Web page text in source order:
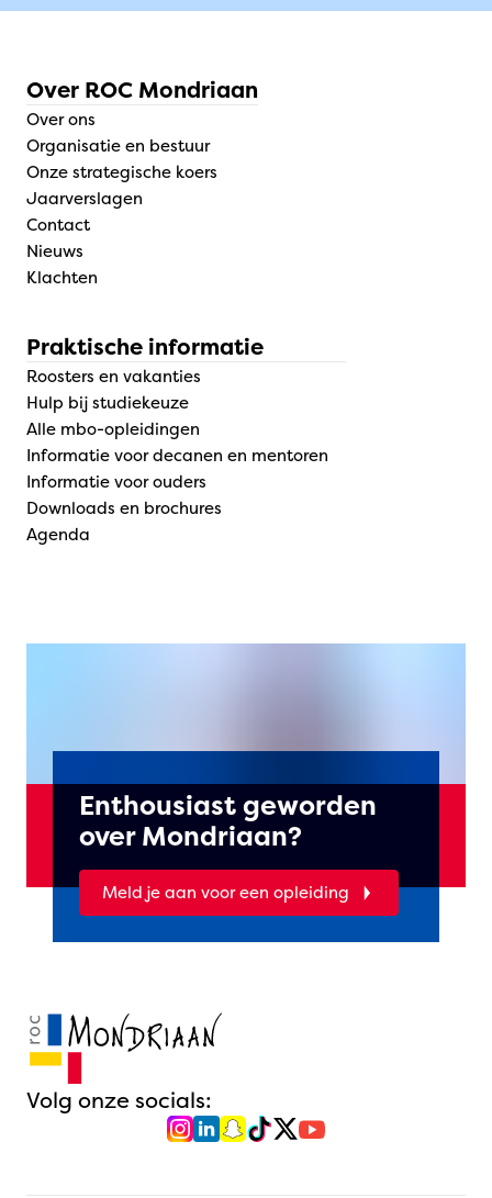
Over ROC Mondriaan
Over ons
Organisatie en bestuur
Onze strategische koers
Jaarverslagen
Contact
Nieuws
Klachten
Praktische informatie
Roosters en vakanties
Hulp bij studiekeuze
Alle mbo-opleidingen
Informatie voor decanen en mentoren
Informatie voor ouders
Downloads en brochures
Agenda
Enthousiast geworden
over Mondriaan?
Meld je aan voor een opleiding
Volg onze socials: